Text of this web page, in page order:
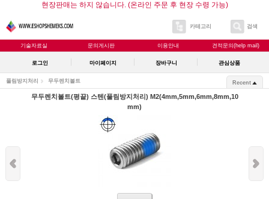
현장판매는 하지 않습니다. (온라인 주문 후 현장 수령 가능)
카테고리 검색
기술자료실 문의게시판 이용안내 견적문의(help mail)
로그인 마이페이지 장바구니 관심상품
풀림방지처리 무두렌치볼트 Recent
무두렌치볼트(평끝) 스텐(풀림방지처리) M2(4mm,5mm,6mm,8mm,10
mm)